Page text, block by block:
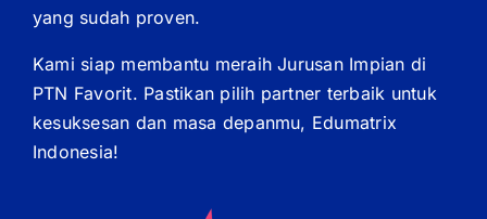
yang sudah proven.
Kami siap membantu meraih Jurusan Impian di
PTN Favorit. Pastikan pilih partner terbaik untuk
kesuksesan dan masa depanmu, Edumatrix
Indonesia!